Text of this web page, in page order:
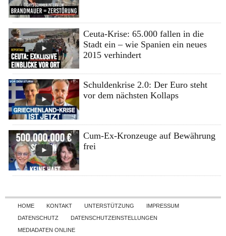
Ceuta-Krise: 65.000 fallen in die
Stadt ein – wie Spanien ein neues
2015 verhindert
Schuldenkrise 2.0: Der Euro steht
vor dem nächsten Kollaps
Cum-Ex-Kronzeuge auf Bewährung
frei
Skip to content
HOME KONTAKT UNTERSTÜTZUNG
IMPRESSUM
DATENSCHUTZ
DATENSCHUTZEINSTELLUNGEN
MEDIADATEN ONLINE